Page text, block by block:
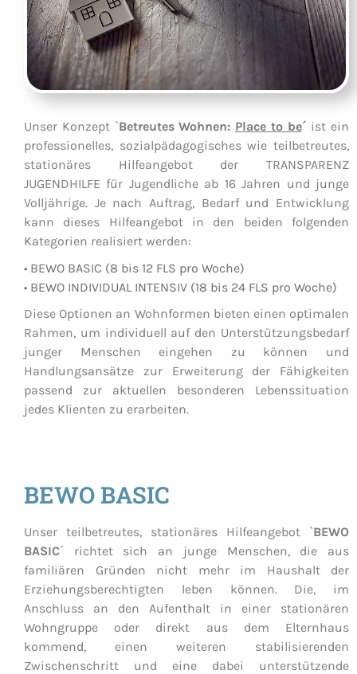
Unser Konzept `Betreutes Wohnen: Place to be´ ist ein
professionelles, sozialpädagogisches wie teilbetreutes,
stationäres Hilfeangebot der TRANSPARENZ
JUGENDHILFE für Jugendliche ab 16 Jahren und junge
Volljährige. Je nach Auftrag, Bedarf und Entwicklung
kann dieses Hilfeangebot in den beiden folgenden
Kategorien realisiert werden:
• BEWO BASIC (8 bis 12 FLS pro Woche)
• BEWO INDIVIDUAL INTENSIV (18 bis 24 FLS pro Woche)
Diese Optionen an Wohnformen bieten einen optimalen
Rahmen, um individuell auf den Unterstützungsbedarf
junger Menschen eingehen zu können und
Handlungsansätze zur Erweiterung der Fähigkeiten
passend zur aktuellen besonderen Lebenssituation
jedes Klienten zu erarbeiten.
BEWO BASIC
Unser teilbetreutes, stationäres Hilfeangebot `BEWO
BASIC´ richtet sich an junge Menschen, die aus
familiären Gründen nicht mehr im Haushalt der
Erziehungsberechtigten leben können. Die, im
Anschluss an den Aufenthalt in einer stationären
Wohngruppe oder direkt aus dem Elternhaus
kommend, einen weiteren stabilisierenden
Zwischenschritt und eine dabei unterstützende